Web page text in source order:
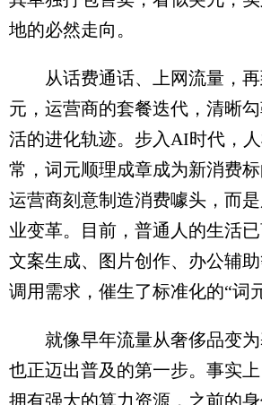
地的必然走向。
从话费通话、上网流量，再
元，运营商的套餐迭代，清晰
活的进化轨迹。步入AI时代，
常，词元顺理成章成为新消费
运营商刻意制造消费噱头，而
业变革。目前，普通人的生活
文案生成、图片创作、办公辅
调用需求，催生了标准化的“词
就像早年流量从奢侈品变为
也正迈出普及的第一步。事实
拥有强大的算力资源，之前的